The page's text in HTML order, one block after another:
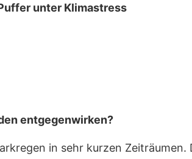
unter Klimastress
entgegenwirken?
in sehr kurzen Zeiträumen.